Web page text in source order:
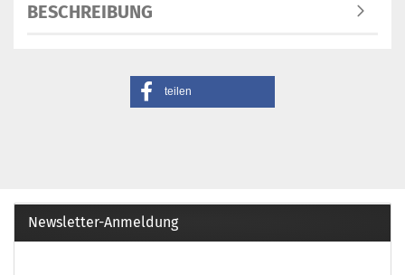
BESCHREIBUNG
teilen
Newsletter-Anmeldung